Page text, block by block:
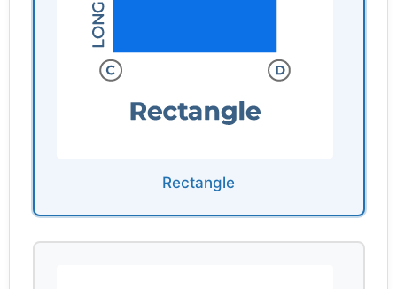
Rectangle